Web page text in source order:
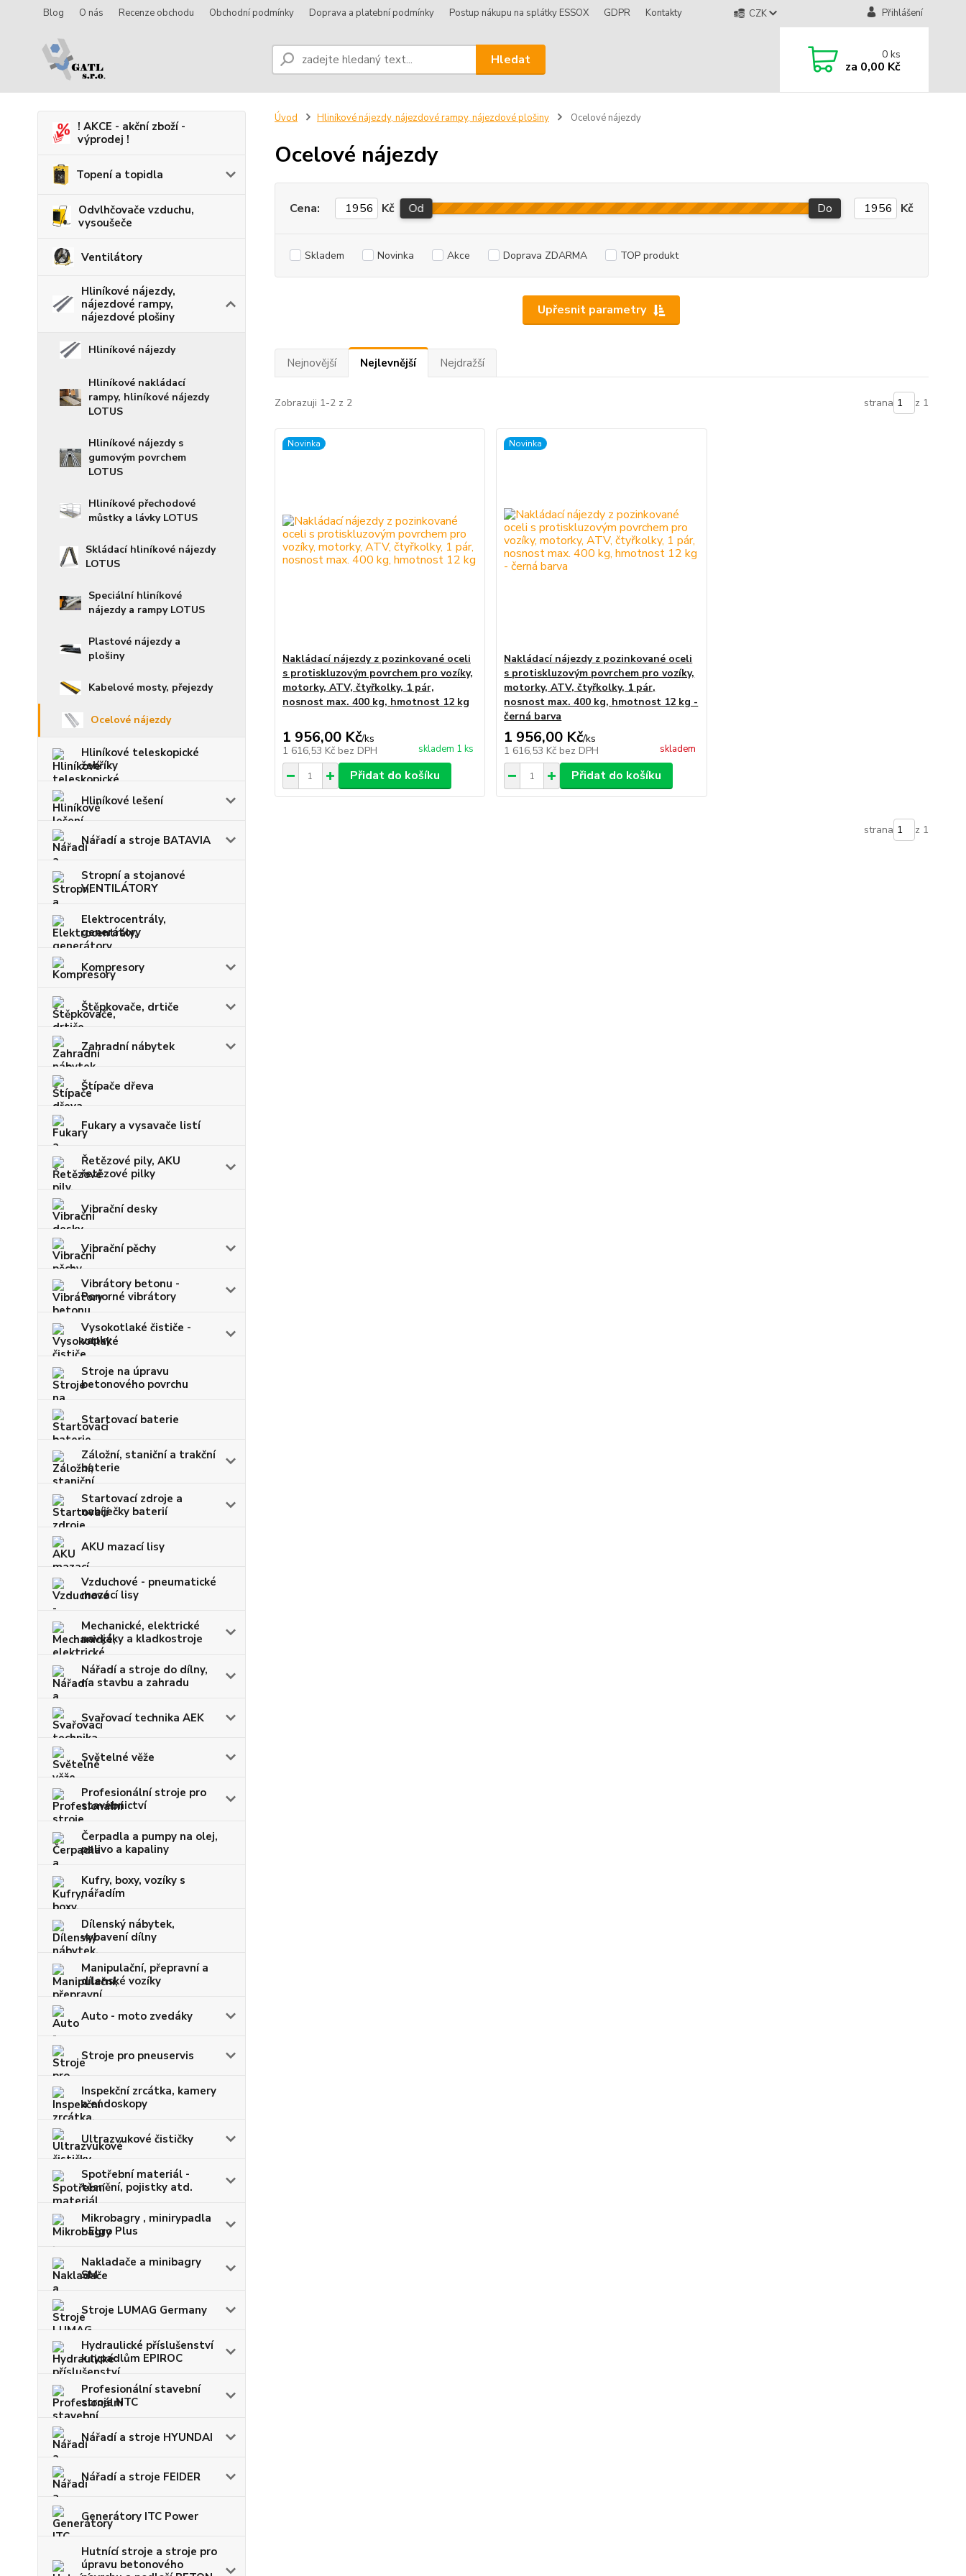
Blog O nás Recenze obchodu Obchodní podmínky Doprava a platební podmínky Postup nákupu na splátky ESSOX GDPR Kontakty CZK Přihlášení
Hledat 0ks
za 0,00 Kč
! AKCE - akční zboží -
výprodej !
Topení a topidla
Odvlhčovače vzduchu,
vysoušeče
Ventilátory
Hliníkové nájezdy,
nájezdové rampy,
nájezdové plošiny
Hliníkové nájezdy
Hliníkové nakládací
rampy, hliníkové nájezdy
LOTUS
Hliníkové nájezdy s
gumovým povrchem
LOTUS
Hliníkové přechodové
můstky a lávky LOTUS
Skládací hliníkové nájezdy
LOTUS
Speciální hliníkové
nájezdy a rampy LOTUS
Plastové nájezdy a
plošiny
Kabelové mosty, přejezdy
Ocelové nájezdy
Hliníkové teleskopické
žebříky
Hliníkové lešení
Nářadí a stroje BATAVIA
Stropní a stojanové
VENTILÁTORY
Elektrocentrály,
generátory
Kompresory
Štěpkovače, drtiče
Zahradní nábytek
Štípače dřeva
Fukary a vysavače listí
Řetězové pily, AKU
řetězové pilky
Vibrační desky
Vibrační pěchy
Vibrátory betonu -
Ponorné vibrátory
Vysokotlaké čističe -
vapky
Stroje na úpravu
betonového povrchu
Startovací baterie
Záložní, staniční a trakční
baterie
Startovací zdroje a
nabíječky baterií
AKU mazací lisy
Vzduchové - pneumatické
mazací lisy
Mechanické, elektrické
navijáky a kladkostroje
Nářadí a stroje do dílny,
na stavbu a zahradu
Svařovací technika AEK
Světelné věže
Profesionální stroje pro
stavebnictví
Čerpadla a pumpy na olej,
palivo a kapaliny
Kufry, boxy, vozíky s
nářadím
Dílenský nábytek,
vybavení dílny
Manipulační, přepravní a
dílenské vozíky
Auto - moto zvedáky
Stroje pro pneuservis
Inspekční zrcátka, kamery
a endoskopy
Ultrazvukové čističky
Spotřební materiál -
těsnění, pojistky atd.
Mikrobagry , minirypadla
- Elgo Plus
Nakladače a minibagry
SM
Stroje LUMAG Germany
Hydraulické příslušenství
k rypadlům EPIROC
Profesionální stavební
stroje NTC
Nářadí a stroje HYUNDAI
Nářadí a stroje FEIDER
Generátory ITC Power
Hutnící stroje a stroje pro
úpravu betonového
Úvod Hliníkové nájezdy, nájezdové rampy, nájezdové plošiny Ocelové nájezdy
Ocelové nájezdy
Upřesnit parametry
Cena: Kč Od Do Kč
Skladem Novinka Akce Doprava ZDARMA TOP produkt
Nejnovější Nejlevnější Nejdražší
Zobrazuji 1-2 z 2 strana z 1
Novinka
Nakládací nájezdy z pozinkované oceli
s protiskluzovým povrchem pro vozíky,
motorky, ATV, čtyřkolky, 1 pár,
nosnost max. 400 kg, hmotnost 12 kg
1 956,00 Kč/ks
1 616,53 Kč bez DPH skladem 1 ks
Přidat do košíku
Novinka
Nakládací nájezdy z pozinkované oceli
s protiskluzovým povrchem pro vozíky,
motorky, ATV, čtyřkolky, 1 pár,
nosnost max. 400 kg, hmotnost 12 kg -
černá barva
1 956,00 Kč/ks
1 616,53 Kč bez DPH skladem
Přidat do košíku
strana z 1